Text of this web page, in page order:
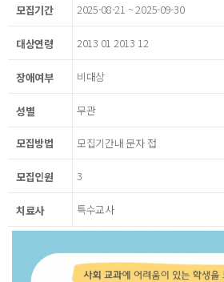
모집기간 2025-08-21 ~ 2025-09-30
대상연령 2013 01 2013 12
장애여부 비대상
성별 무관
모집방법 모집기간내 문자 접
모집인원 3
치료사 특수교사